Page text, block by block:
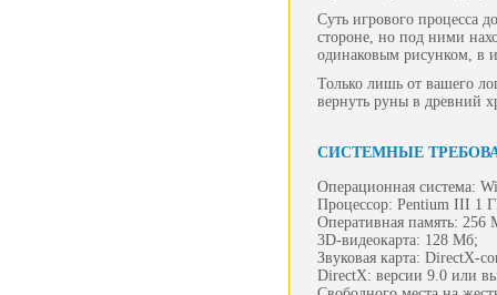
Суть игрового процесса
стороне, но под ними
одинаковым рисунком, в
Только лишь от вашего
вернуть руны в древний
СИСТЕМНЫЕ
Операционная система:
Процессор: Pentium III 1
Оперативная память: 256
3D-видеокарта: 128 Мб;
Звуковая карта: DirectX-
DirectX: версии 9.0 или